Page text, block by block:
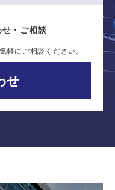
・ご相談
軽にご相談ください。
せ